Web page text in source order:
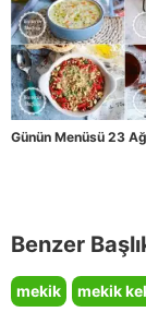
Günün Menüsü 23
Benzer
mekik mekik